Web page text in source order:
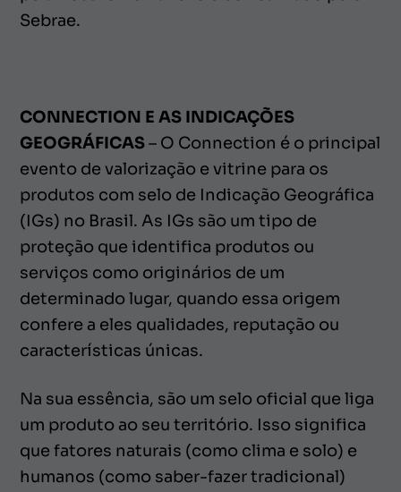
Sebrae.
CONNECTION E AS INDICAÇÕES
GEOGRÁFICAS– O Connection é o principal
evento de valorização e vitrine para os
produtos com selo de Indicação Geográfica
(IGs) no Brasil. As IGs são um tipo de
proteção que identifica produtos ou
serviços como originários de um
determinado lugar, quando essa origem
confere a eles qualidades, reputação ou
características únicas.
Na sua essência, são um selo oficial que liga
um produto ao seu território. Isso significa
que fatores naturais (como clima e solo) e
humanos (como saber-fazer tradicional)